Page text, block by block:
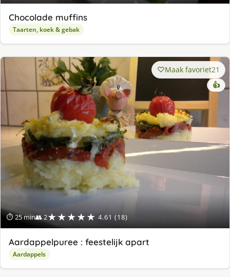
Chocolade muffins
Taarten, koek & gebak
⏱ 25 min👥 2★★★★★ 4.61 (18)
Maak favoriet21
👍
Aardappelpuree : feestelijk apart
Aardappels